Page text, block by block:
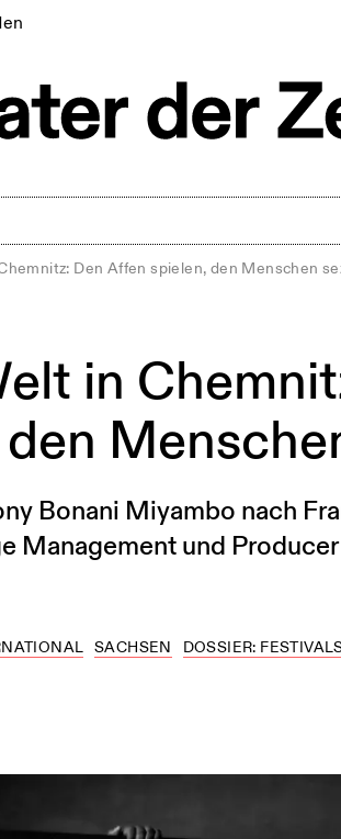
Den Affen spielen, den Menschen
in
Bonani Miyambo nach
Management und
SACHSEN DOSSIER: